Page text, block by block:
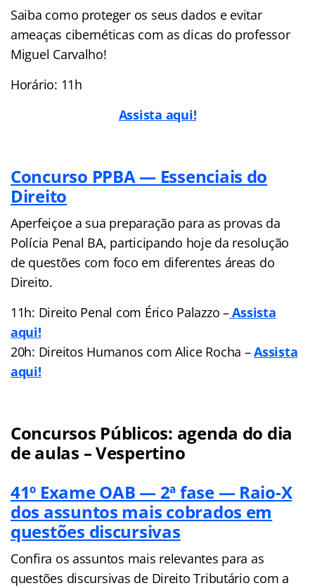
Saiba como proteger os seus dados e evitar
ameaças cibernéticas com as dicas do professor
Miguel Carvalho!
Horário: 11h
Assista aqui!
Concurso PPBA — Essenciais do
Direito
Aperfeiçoe a sua preparação para as provas da
Polícia Penal BA, participando hoje da resolução
de questões com foco em diferentes áreas do
Direito.
11h: Direito Penal com Érico Palazzo –Assista
aqui!
20h: Direitos Humanos com Alice Rocha –Assista
aqui!
Concursos Públicos: agenda do dia
de aulas – Vespertino
41º Exame OAB — 2ª fase — Raio-X
dos assuntos mais cobrados em
questões discursivas
Confira os assuntos mais relevantes para as
questões discursivas de Direito Tributário com a